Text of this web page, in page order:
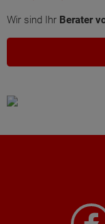
Wir sind Ihr Berater